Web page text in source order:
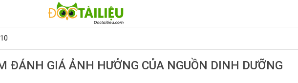
ĐÁNH GIÁ ẢNH HƯỞNG CỦA NGUỒN DINH DƯỠNG